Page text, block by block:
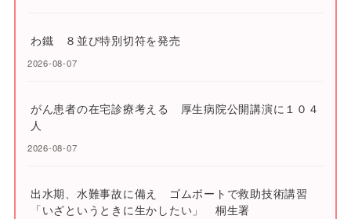
わ鐵 ８並び特別切符を発売
2026-08-07
がん患者の在宅診療考える 厚生病院公開講演に１０４
人
2026-08-07
出水期、水難事故に備え ゴムボートで救助技術講習
「いざというときに生かしたい」 桐生署